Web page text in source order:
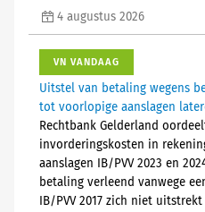
4 augustus 2026
VN VANDAAG
Uitstel van betaling wegens
tot voorlopige aanslagen
Rechtbank Gelderland
invorderingskosten in
aanslagen IB/PVV 2023 en
betaling verleend vanwege
IB/PVV 2017 zich niet